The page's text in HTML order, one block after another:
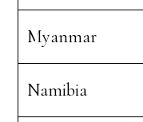
Myanmar
Namibia